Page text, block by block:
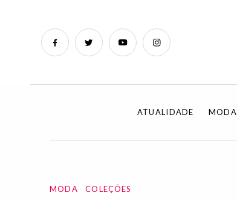
ATUALIDADE MODA
MODA COLEÇÕES